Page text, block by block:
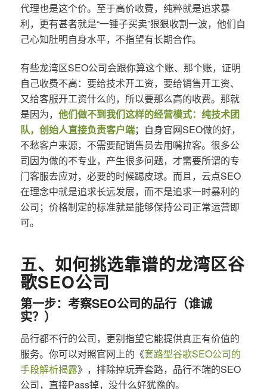
代理也是这个价。至于高价收费，纯粹就是追求暴
利，更有甚者就是“一锤子买卖”狠狠收割一波，他们自
己心知肚明自身水平，不指望有长期合作。
有些龙湾区SEO公司会跟你算这个账、那个账，证明
自己收费不高：要给技术开工资，要给销售开工资、
又给客服开工资什么的，所以要那么高的收费。那就
是因为， 他们做不到我们这样的经营模式：纯技术团
队，创始人直接负责客户端；自身官网SEO做的好，
不愁客户来源，不需要配销售员去用嘴拉客。很多公
司因为做的不专业，产生很多问题，才需要所谓的专
门客服去应对，必要的时候踢皮球。而且，云点SEO
在理念中就是追求长远发展，而不是追求一时暴利的
公司；价格制定的标准就是能够保持公司正常运营即
可。
五、如何挑选靠谱的龙湾区谷
歌SEO公司
第一步：考察SEO公司的品行（谁诚
实？）
品行都不行的公司，更别指望它能提供真正有价值的
服务。你可以对照官网上的《套路型谷歌SEO公司的
手段解析揭露》，排除掉玩弄套路，品行不端的SEO
公司，直接Pass掉，没什么好犹豫的。